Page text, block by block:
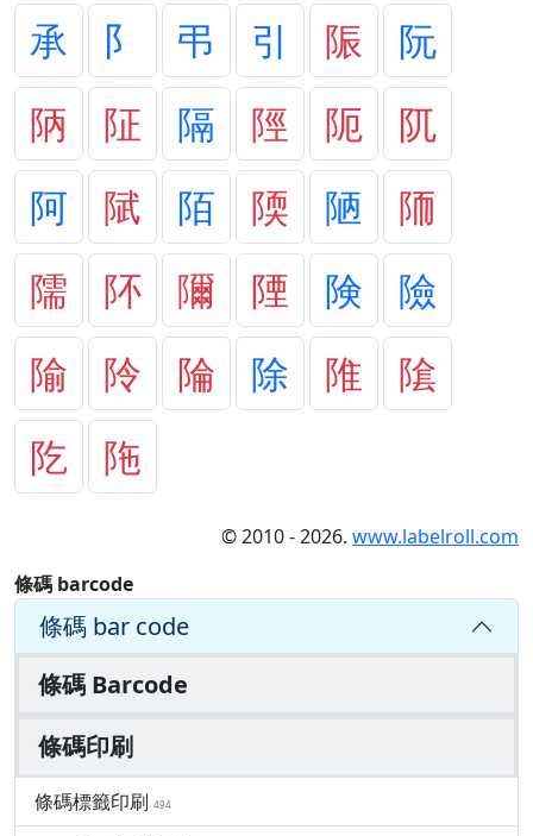
承
阝 弔 引 陙
阮
陃
阷 隔 陘 阨
阢
阿
陚 陌 陾 陋
陑
隭
阫 隬 陻 険
險
隃
阾 陯 除 陮
隂
阣
陁
© 2010 - 2026. www.labelroll.com
條碼 barcode
條碼 bar code
條碼 Barcode
條碼印刷
條碼標籤印刷 494